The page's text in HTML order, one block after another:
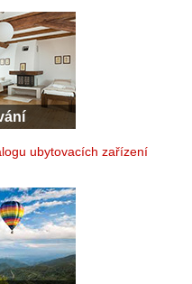
ubytovacích zařízení